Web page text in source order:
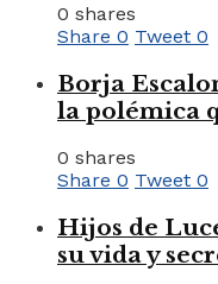
0 shares
Share 0 Tweet 0
Borja
la polémica
0 shares
Share 0 Tweet 0
Hijos de
su vida y